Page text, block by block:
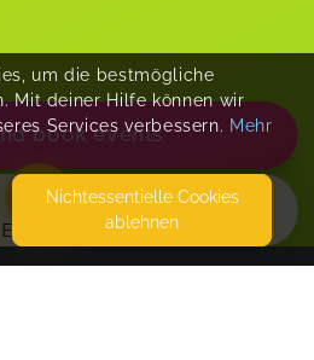
EVENTS
book events
um die bestmögliche
Mit deiner Hilfe können wir
Services verbessern. Mehr
Nicht­essentielle Cookies
ablehnen